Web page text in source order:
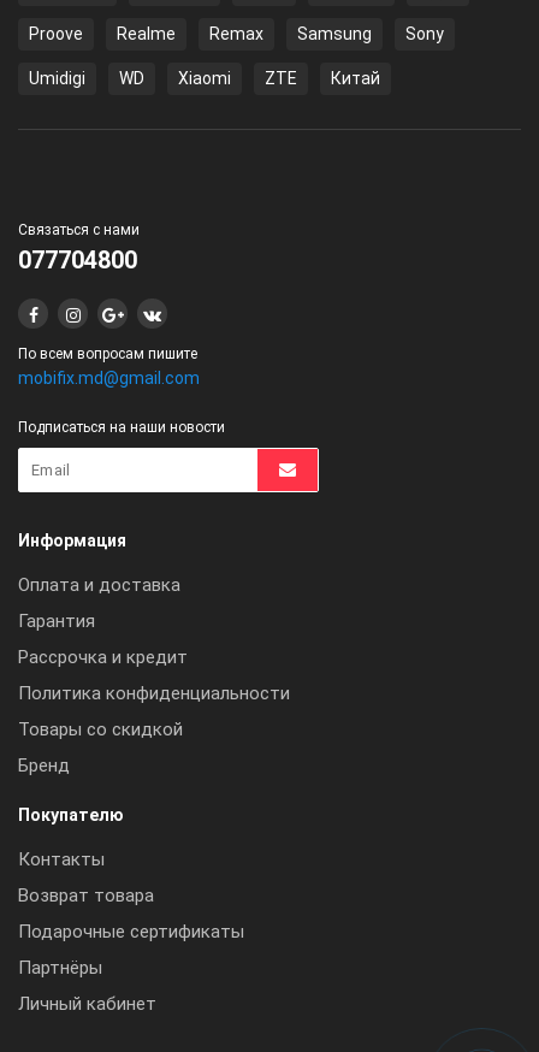
Proove Realme Remax Samsung Sony
Umidigi WD Xiaomi ZTE Китай
Связаться с нами
077704800
По всем вопросам пишите
mobifix.md@gmail.com
Подписаться на наши новости
Информация
Оплата и доставка
Гарантия
Рассрочка и кредит
Политика конфиденциальности
Товары со скидкой
Бренд
Покупателю
Контакты
Возврат товара
Подарочные сертификаты
Партнёры
Личный кабинет